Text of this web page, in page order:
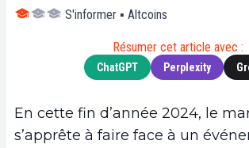
S'informer ▪ Altcoins
Résumer cet article avec :
ChatGPT Perplexity
En cette fin d’année 2024, le
s’apprête à faire face à un